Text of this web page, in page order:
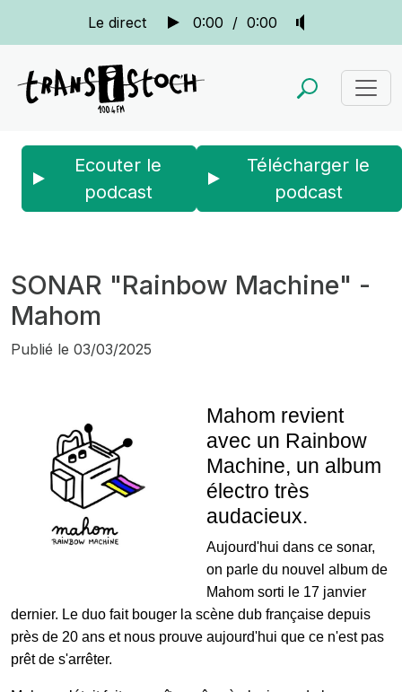
Le direct 0:00 / 0:00
Ecouter le
podcast
Télécharger le
podcast
SONAR "Rainbow Machine" -
Mahom
Publié le 03/03/2025
Mahom revient
avec un Rainbow
Machine, un album
électro très
audacieux.
Aujourd'hui dans ce sonar,
on parle du nouvel album de
Mahom sorti le 17 janvier
dernier. Le duo fait bouger la scène dub française depuis
près de 20 ans et nous prouve aujourd'hui que ce n'est pas
prêt de s'arrêter.